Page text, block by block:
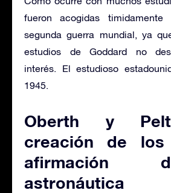
fueron acogidas
segunda guerra mundial, ya
estudios de Goddard no
interés. El estudioso
1945.
Oberth y
creación de
astronáutica